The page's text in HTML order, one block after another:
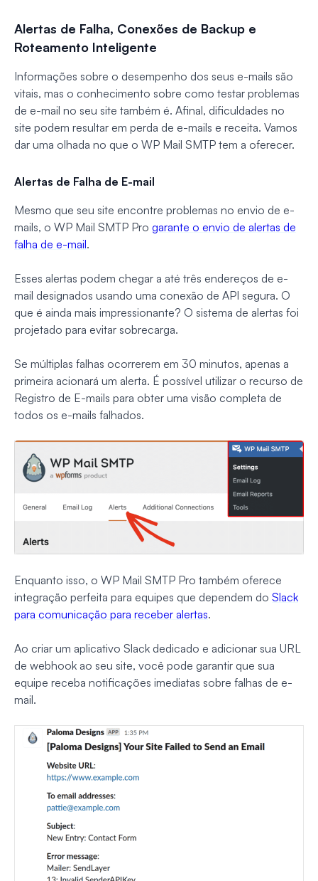
Alertas de Falha, Conexões de Backup e
Roteamento Inteligente
Informações sobre o desempenho dos seus e-mails são
vitais, mas o conhecimento sobre como testar problemas
de e-mail no seu site também é. Afinal, dificuldades no
site podem resultar em perda de e-mails e receita. Vamos
dar uma olhada no que o WP Mail SMTP tem a oferecer.
Alertas de Falha de E-mail
Mesmo que seu site encontre problemas no envio de e-
mails, o WP Mail SMTP Pro garante o envio de alertas de
falha de e-mail.
Esses alertas podem chegar a até três endereços de e-
mail designados usando uma conexão de API segura. O
que é ainda mais impressionante? O sistema de alertas foi
projetado para evitar sobrecarga.
Se múltiplas falhas ocorrerem em 30 minutos, apenas a
primeira acionará um alerta. É possível utilizar o recurso de
Registro de E-mails para obter uma visão completa de
todos os e-mails falhados.
Enquanto isso, o WP Mail SMTP Pro também oferece
integração perfeita para equipes que dependem do Slack
para comunicação para receber alertas.
Ao criar um aplicativo Slack dedicado e adicionar sua URL
de webhook ao seu site, você pode garantir que sua
equipe receba notificações imediatas sobre falhas de e-
mail.